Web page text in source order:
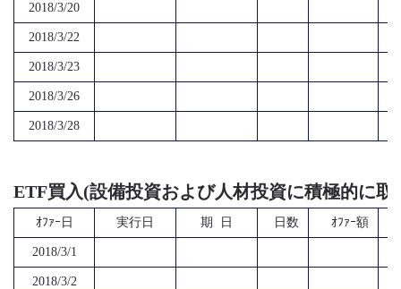
2018/3/20
2018/3/22
2018/3/23
2018/3/26
2018/3/28
ETF買入(設備投資および人材投資に積極的に
ｵﾌｧｰ日 実行日 期 日 日数 ｵﾌｧｰ額
2018/3/1
2018/3/2